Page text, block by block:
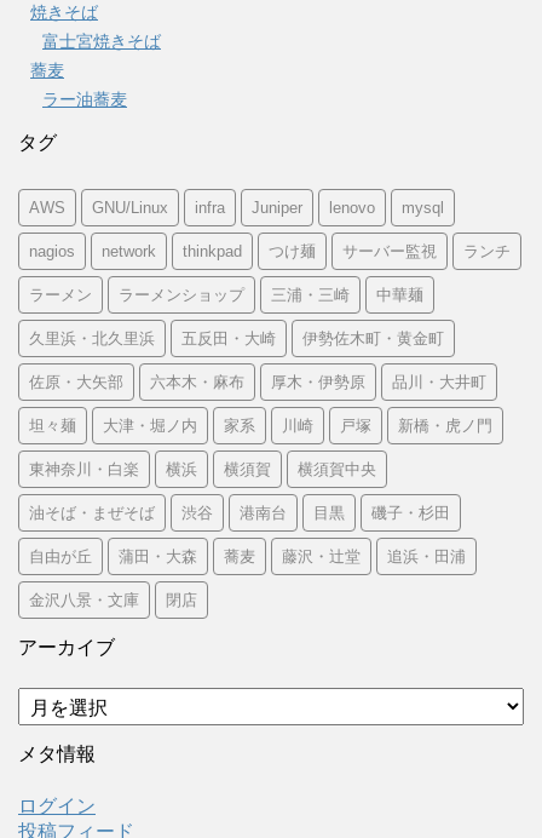
焼きそば
富士宮焼きそば
蕎麦
ラー油蕎麦
タグ
AWS GNU/Linux infra Juniper lenovo mysql
nagios network thinkpad つけ麺 サーバー監視 ランチ
ラーメン ラーメンショップ 三浦・三崎 中華麺
久里浜・北久里浜 五反田・大崎 伊勢佐木町・黄金町
佐原・大矢部 六本木・麻布 厚木・伊勢原 品川・大井町
坦々麺 大津・堀ノ内 家系 川崎 戸塚 新橋・虎ノ門
東神奈川・白楽 横浜 横須賀 横須賀中央
油そば・まぜそば 渋谷 港南台 目黒 磯子・杉田
自由が丘 蒲田・大森 蕎麦 藤沢・辻堂 追浜・田浦
金沢八景・文庫 閉店
アーカイブ
ア
ー
カ
ブ
メタ情報
ログイン
投稿フィード